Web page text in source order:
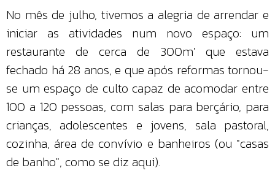
No mês de julho, tivemos a alegria de arrendar e
iniciar as atividades num novo espaço: um
restaurante de cerca de 300m' que estava
fechado há 28 anos, e que após reformas tornou-
se um espaço de culto capaz de acomodar entre
100 a 120 pessoas, com salas para berçário, para
crianças, adolescentes e jovens, sala pastoral,
cozinha, área de convívio e banheiros (ou "casas
de banho", como se diz aqui).